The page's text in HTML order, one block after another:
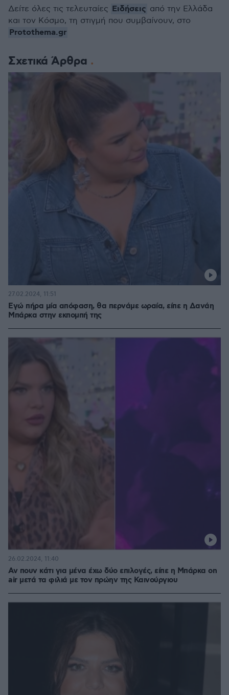
Σχετικά Άρθρα
Εγώ πήρα μία απόφαση, θα περνάμε ωραία, είπε η Δανάη
Μπάρκα στην εκπομπή της
27.02.2024, 11:51
Αν πουν κάτι για μένα έχω δύο επιλογές, είπε η Μπάρκα on
air μετά τα φιλιά με τον πρώην της Καινούργιου
26.02.2024, 11:40
Δείτε όλες τις τελευταίες Ειδήσεις από την Ελλάδα
και τον Κόσμο, τη στιγμή που συμβαίνουν, στο
Protothema.gr